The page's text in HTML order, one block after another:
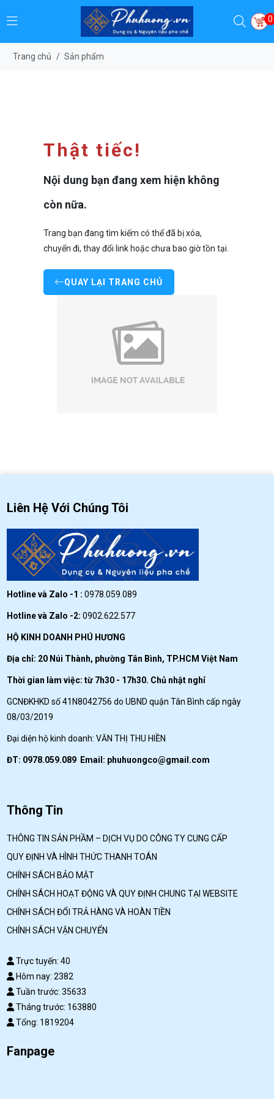
0
Trang chủ / Sản phẩm
Thật tiếc!
Nội dung bạn đang xem hiện không
còn nữa.
Trang bạn đang tìm kiếm có thể đã bị xóa,
chuyển đi, thay đổi link hoặc chưa bao giờ tồn tại.
QUAY LẠI TRANG CHỦ
Liên Hệ Với Chúng Tôi
Hotline và Zalo -1 : 0978.059.089
Hotline và Zalo -2: 0902.622.577
HỘ KINH DOANH PHÚ HƯƠNG
Địa chỉ: 20 Núi Thành, phường Tân Bình, TP.HCM Việt Nam
Thời gian làm việc: từ 7h30 - 17h30. Chủ nhật nghỉ
GCNĐKHKD số 41N8042756 do UBND quận Tân Bình cấp ngày
08/03/2019
Đại diện hộ kinh doanh: VĂN THỊ THU HIỀN
ĐT: 0978.059.089 Email: phuhuongco@gmail.com
Thông Tin
THÔNG TIN SẢN PHẦM – DỊCH VỤ DO CÔNG TY CUNG CẤP
QUY ĐỊNH VÀ HÌNH THỨC THANH TOÁN
CHÍNH SÁCH BẢO MẬT
CHÍNH SÁCH HOẠT ĐỘNG VÀ QUY ĐỊNH CHUNG TẠI WEBSITE
CHÍNH SÁCH ĐỔI TRẢ HÀNG VÀ HOÀN TIỀN
CHÍNH SÁCH VẬN CHUYỂN
Trực tuyến: 40
Hôm nay: 2382
Tuần trước: 35633
Tháng trước: 163880
Tổng: 1819204
Fanpage